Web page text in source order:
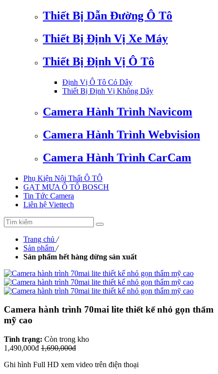
Thiết Bị Dẫn Đường Ô Tô
Thiết Bị Định Vị Xe Máy
Thiết Bị Định Vị Ô Tô
Định Vị Ô Tô Có Dây
Thiết Bị Định Vị Không Dây
Camera Hành Trình Navicom
Camera Hành Trình Webvision
Camera Hành Trình CarCam
Phụ Kiện Nội Thất Ô TÔ
GẠT MƯA Ô TÔ BOSCH
Tin Tức Camera
Liên hệ Viettech
Trang chủ /
Sản phẩm /
Sản phẩm hết hàng dừng sản xuất
Camera hành trình 70mai lite thiết kế nhỏ gọn thẩm
mỹ cao
Tình trạng: Còn trong kho
1,490,000đ 1,690,000đ
Ghi hình Full HD xem video trên điện thoại